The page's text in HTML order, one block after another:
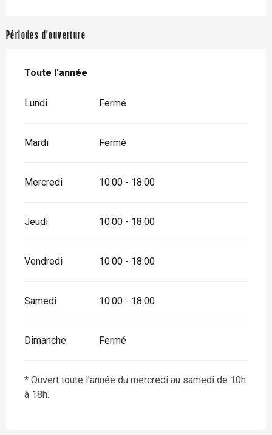
Périodes d'ouverture
Toute l'année
Toute l'année
Lundi Fermé
Mardi Fermé
Mercredi 10:00 - 18:00
Jeudi 10:00 - 18:00
Vendredi 10:00 - 18:00
Samedi 10:00 - 18:00
Dimanche Fermé
* Ouvert toute l'année du mercredi au samedi de 10h
à 18h.